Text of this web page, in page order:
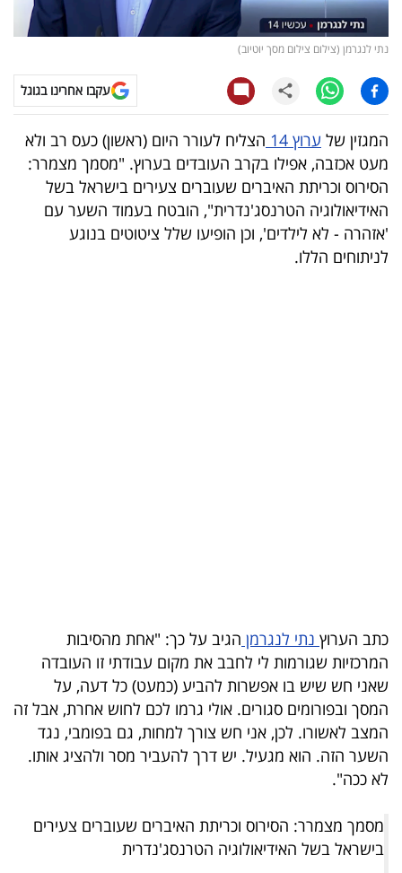
טלוויזיה
עסקי
ספורט
קריירה
ולימודים
מינויים
רייטינג
פודקאסט
40
UNDER
40
פעולה
נתי לנגרמן (צילום צילום מסך יוטיוב)
עקבו אחרינו בגוגל
המגזין של ערוץ 14
הצליח לעורר היום (ראשון) כעס רב ולא
מעט אכזבה, אפילו בקרב העובדים בערוץ. "מסמך מצמרר:
הסירוס וכריתת האיברים שעוברים צעירים בישראל בשל
האידיאולוגיה הטרנסג'נדרית", הובטח בעמוד השער עם
'אזהרה - לא לילדים', וכן הופיעו שלל ציטוטים בנוגע
לניתוחים הללו.
כתב הערוץ נתי לנגרמן הגיב על כך: "אחת מהסיבות
המרכזיות שגורמות לי לחבב את מקום עבודתי זו העובדה
שאני חש שיש בו אפשרות להביע (כמעט) כל דעה, על
המסך ובפורומים סגורים. אולי גרמו לכם לחוש אחרת, אבל זה
המצב לאשורו. לכן, אני חש צורך למחות, גם בפומבי, נגד
השער הזה. הוא מגעיל. יש דרך להעביר מסר ולהציג אותו.
לא ככה".
מסמך מצמרר: הסירוס וכריתת האיברים שעוברים צעירים
בישראל בשל האידיאולוגיה הטרנסג'נדרית